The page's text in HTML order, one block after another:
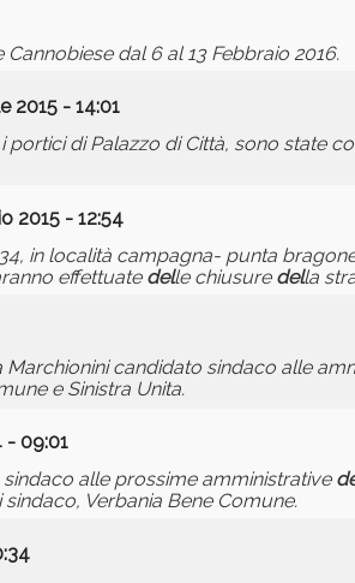
dal 6 al 13 Febbraio 2016.
2015 - 14:01
di Palazzo di Città, sono state
2015 - 12:54
in località campagna- punta
effettuate delle chiusure della
candidato sindaco alle
e Sinistra Unita.
- 09:01
alle prossime amministrative
Verbania Bene Comune.